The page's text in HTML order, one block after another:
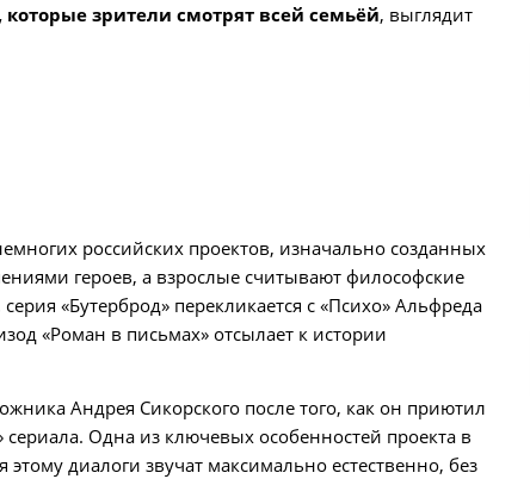
зрители смотрят всей семьёй, выглядит
российских проектов, изначально созданных
героев, а взрослые считывают философские
«Бутерброд» перекликается с «Психо» Альфреда
«Роман в письмах» отсылает к истории
Андрея Сикорского после того, как он приютил
Одна из ключевых особенностей проекта в
диалоги звучат максимально естественно, без